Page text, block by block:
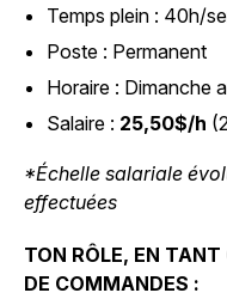
Temps plein : 40h/
Poste : Permanent
Horaire : Dimanche
Salaire : 25,50$/h
*Échelle salariale
effectuées
TON RÔLE, EN TANT
DE COMMANDES :